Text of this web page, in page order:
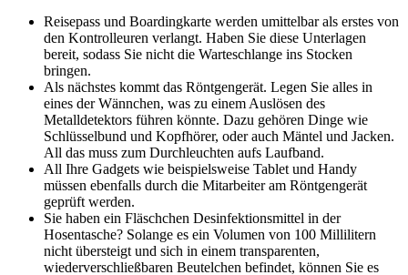
Reisepass und Boardingkarte werden umittelbar als erstes von
den Kontrolleuren verlangt. Haben Sie diese Unterlagen
bereit, sodass Sie nicht die Warteschlange ins Stocken
bringen.
Als nächstes kommt das Röntgengerät. Legen Sie alles in
eines der Wännchen, was zu einem Auslösen des
Metalldetektors führen könnte. Dazu gehören Dinge wie
Schlüsselbund und Kopfhörer, oder auch Mäntel und Jacken.
All das muss zum Durchleuchten aufs Laufband.
All Ihre Gadgets wie beispielsweise Tablet und Handy
müssen ebenfalls durch die Mitarbeiter am Röntgengerät
geprüft werden.
Sie haben ein Fläschchen Desinfektionsmittel in der
Hosentasche? Solange es ein Volumen von 100 Millilitern
nicht übersteigt und sich in einem transparenten,
wiederverschließbaren Beutelchen befindet, können Sie es